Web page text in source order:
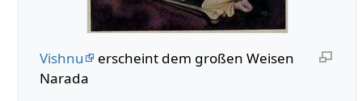
Vishnu
erscheint dem großen Weisen
Narada